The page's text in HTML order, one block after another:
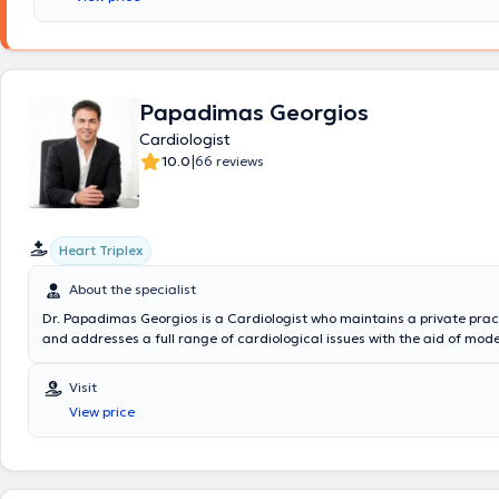
Papadimas Georgios
Cardiologist
10.0|66 reviews
Heart Triplex
About the specialist
Dr. Papadimas Georgios is a Cardiologist who maintains a private
and addresses a full range of cardiological issues with the aid of
and holds a postgraduate degree from the National and Kapodistrian
Athens (Faculty of Nursing) in the postgraduate program "Crisis
Disasters, and Emergency Situations" with a focus on Emergency
graduate of the Distance Supplementary Education Program of the
Visit
View price